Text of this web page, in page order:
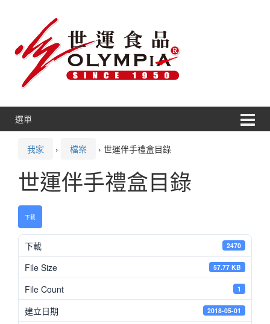
選單
我家 › 檔案 › 世運伴手禮盒目錄
世運伴手禮盒目錄
下載
下載 2470
File Size 57.77 KB
File Count 1
建立日期 2018-05-01